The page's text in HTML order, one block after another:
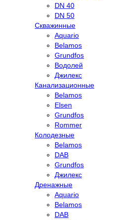
DN 40
DN 50
Скважинные
Aquario
Belamos
Grundfos
Водолей
Джилекс
Канализационные
Belamos
Elsen
Grundfos
Rommer
Колодезные
Belamos
DAB
Grundfos
Джилекс
Дренажные
Aquario
Belamos
DAB